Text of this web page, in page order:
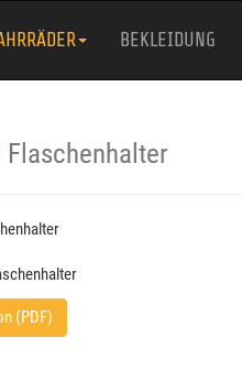
BEKLEIDUNG
Flaschenhalter
(PDF)